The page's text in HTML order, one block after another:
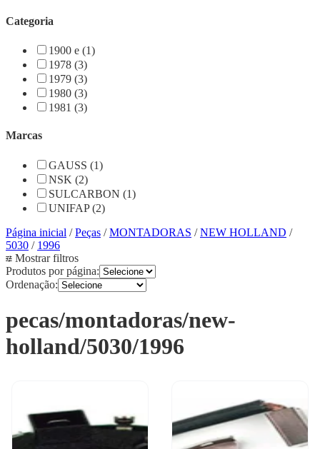
Categoria
1900 e (1)
1978 (3)
1979 (3)
1980 (3)
1981 (3)
Marcas
GAUSS (1)
NSK (2)
SULCARBON (1)
UNIFAP (2)
Página inicial /Peças /MONTADORAS /NEW HOLLAND /
5030 / 1996
Mostrar filtros
Produtos por página:
Ordenação:
pecas/montadoras/new-
holland/5030/1996